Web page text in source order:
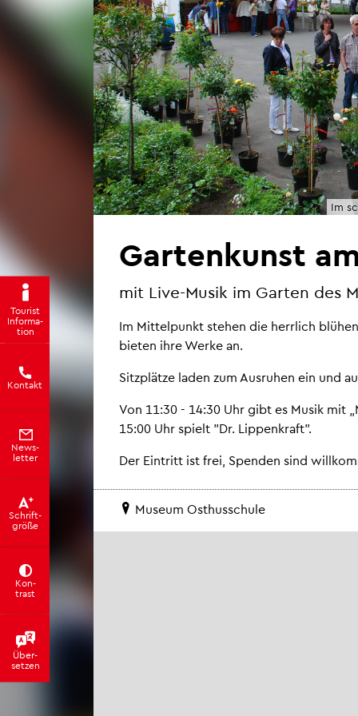
Tou­rist
In­for­ma­
ti­on
Kon­takt
News­
let­ter
Schrift­
grö­ße
Kon­
trast
Über­
set­zen
Im
Gar­ten­kunst
mit Live-Musik im Gar­ten des
Im Mit­tel­punkt ste­hen die herr­lich
bie­ten ihre Werke an.
Sitz­plät­ze laden zum Aus­ru­hen ein und
Von 11:30 - 14:30 Uhr gibt es Musik mit
15:00 Uhr spielt "Dr. Lip­pen­kraft".
Der Ein­tritt ist frei, Spen­den sind
Mu­se­um Osthus­schu­le